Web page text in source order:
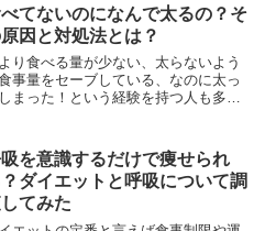
てないのになんで太るの？そ
因と対処法とは？
り食べる量が少ない、太らないよう
事量をセーブしている、なのに太っ
まった！という経験を持つ人も多い
法を解説していきます。
吸を意識するだけで痩せられ
ダイエットと呼吸について調
てみた